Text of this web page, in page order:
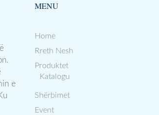
e
MENU
Home
Rreth Nesh
Produktet
Katalogu
Shërbimet
Event